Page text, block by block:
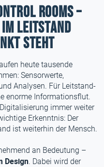
Rooms –
Leitstand
steht
heute tausende
Sensorwerte,
Analysen. Für Leitstand-
enorme Informationsflut.
immer weiter
Erkenntnis: Der
ist weiterhin der Mensch.
an Bedeutung –
Design. Dabei wird der